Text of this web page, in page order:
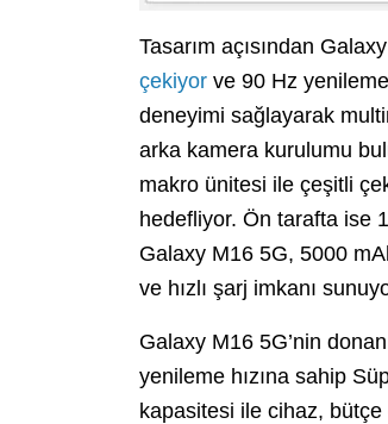
Tasarım açısından
çekiyor ve 90 Hz
deneyimi sağlayarak
arka kamera kurulumu
makro ünitesi ile çeşitli
hedefliyor. Ön tarafta ise
Galaxy M16 5G, 5000
ve hızlı şarj imkanı
Galaxy M16 5G’nin
yenileme hızına sahip
kapasitesi ile cihaz,